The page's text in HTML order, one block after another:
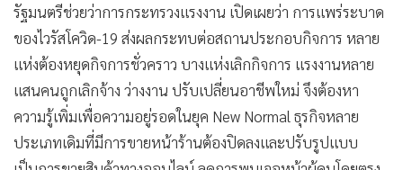
• กีฬา
• ต่างประเทศ
• Special Scoop
• เศรษฐกิจ-ธุรกิจ
• จีน
ชุมชน-คุณภาพชีวิต
รัฐมนตรีช่วยว่าการกระทรวงแรงงาน เปิดเผยว่า การแพร่ระบาด
ของไวรัสโควิด-19 ส่งผลกระทบต่อสถานประกอบกิจการ หลาย
แห่งต้องหยุดกิจการชั่วคราว บางแห่งเลิกกิจการ แรงงานหลาย
แสนคนถูกเลิกจ้าง ว่างงาน ปรับเปลี่ยนอาชีพใหม่ จึงต้องหา
ความรู้เพิ่มเพื่อความอยู่รอดในยุค New Normal ธุรกิจหลาย
ประเภทเดิมที่มีการขายหน้าร้านต้องปิดลงและปรับรูปแบบ